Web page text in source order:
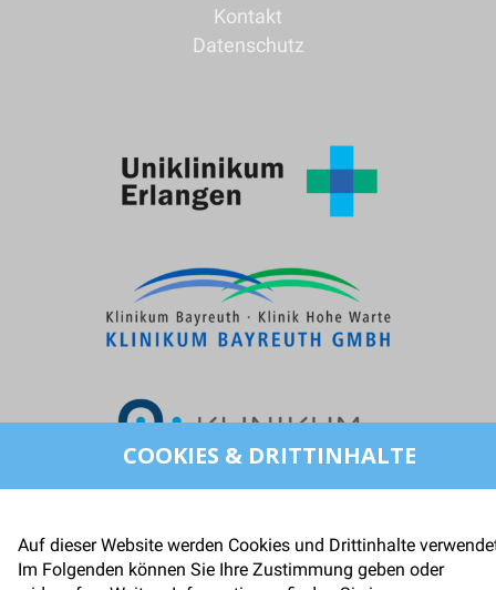
Kontakt
Datenschutz
COOKIES & DRITTINHALTE
Auf dieser Website werden Cookies und Drittinhalte
Im Folgenden können Sie Ihre Zustimmung geben oder